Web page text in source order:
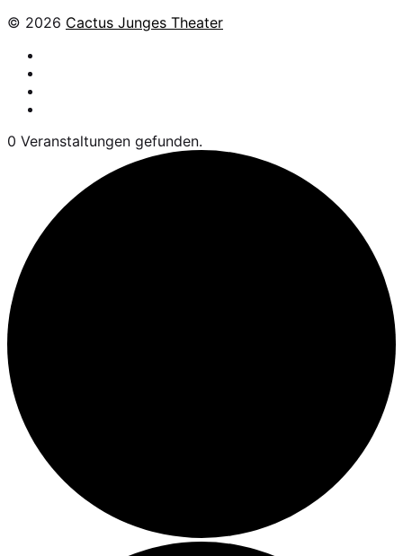
© 2026 Cactus Junges Theater
0 Veranstaltungen gefunden.